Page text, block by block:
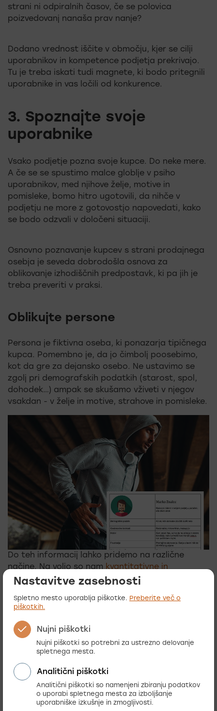
strani ni odpiralnih časov, če se polovica
poizvedovanj nanaša prav nanje?
Dodano vrednost iščite v območju, kjer se cilji
uporabnikov in kompetence podjetja prekrivajo.
Tu je treba iskati tudi magnete, ki bodo pritegnili
uporabnike in vas ločili od konkurence.
3. Spoznajte svoje
uporabnike
Vsako podjetje pozna svoje kupce. Do neke mere.
A če se se spustimo malce globlje v psiho
uporabnikov, med njihove želje, motive in
pomisleke, bomo hitro ugotovili, da nihče v
podjetju ne more z gotovostjo napovedati, kako
se bodo odzvali v določeni situaciji.
Osnovno poznavanje kupcev s strani prodajnega
osebja je seveda dobrodošla osnova za
oblikovanje izhodiščnih predpostavk, ki pa jih je
treba preveriti v praksi.
Oblikujte persone
Persona je fiktivna oseba, ki ponazarja tipičnega
kupca. Pomembno je, da jo čimbolj poosebimo,
kot da gre za dejansko osebo. Ne ustavimo se
zgolj pri demografskih podatkih (starost, spol,
dohodek…) ampak se skušamo vživeti v njegov
vsakdan - v želje in motive, strahove in pomisleke.
Do teh informacij lahko pridemo na različne
načine. Na voljo so nam kvantitativne in
kvalitativne metode, veliko vam bodo znali
kupci.
Še bolje bo, če svoje hipoteze preverite pri
resničnih uporabnikih. Dogovorite se za 3-5
intervjujev s kupci, ki najbolj ustrezajo profilu
vaše persone. V raziskavo vključite tako tiste, ki
so redni obiskovalci obstoječe spletne strani kot
tiste, ki bolj zaupajo konkurenci.
Nastavitve zasebnosti
Spletno mesto uporablja piškotke. Preberite več o
piškotkih.
Nujni piškotki
Nujni piškotki so potrebni za ustrezno delovanje
spletnega mesta.
Analitični piškotki
Analitični piškotki so namenjeni zbiranju podatkov
o uporabi spletnega mesta za izboljšanje
uporabniške izkušnje in zmogljivosti.